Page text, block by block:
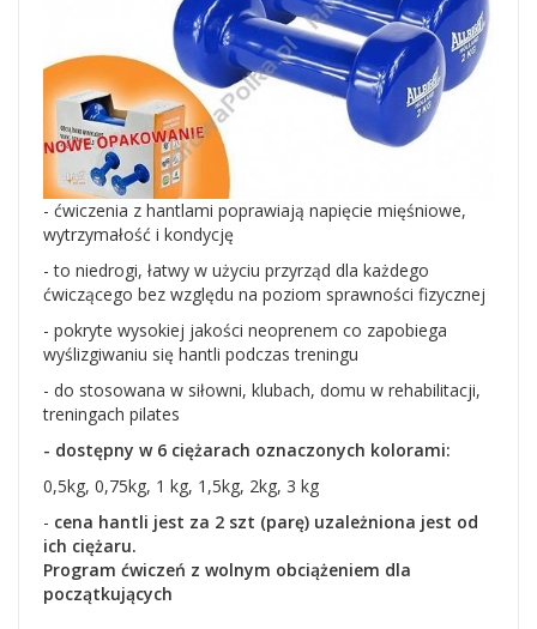
- ćwiczenia z hantlami poprawiają napięcie mięśniowe,
wytrzymałość i kondycję
- to niedrogi, łatwy w użyciu przyrząd dla każdego
ćwiczącego bez względu na poziom sprawności fizycznej
- pokryte wysokiej jakości neoprenem co zapobiega
wyślizgiwaniu się hantli podczas treningu
- do stosowana w siłowni, klubach, domu w rehabilitacji,
treningach pilates
- dostępny w 6 ciężarach oznaczonych kolorami:
0,5kg, 0,75kg, 1 kg, 1,5kg, 2kg, 3 kg
- cena hantli jest za 2 szt (parę) uzależniona jest od
ich ciężaru.
Program ćwiczeń z wolnym obciążeniem dla
początkujących